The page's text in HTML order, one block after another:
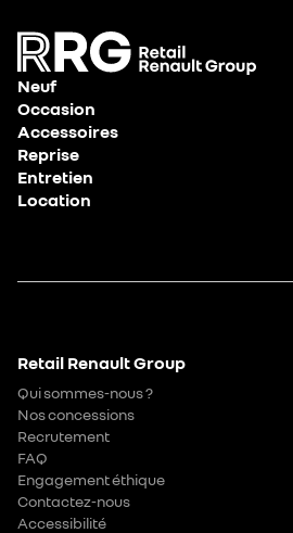
Neuf
Occasion
Accessoires
Reprise
Entretien
Location
Retail Renault Group
Qui sommes-nous ?
Nos concessions
Recrutement
FAQ
Engagement éthique
Contactez-nous
Accessibilité